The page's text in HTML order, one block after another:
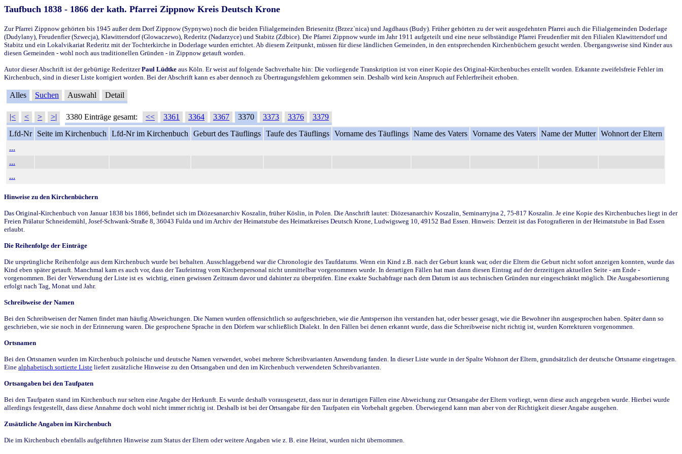
Taufbuch 1838 - 1866 der kath. Pfarrei Zippnow Kreis Deutsch Krone
Zur Pfarrei Zippnow gehörten bis 1945 außer dem Dorf Zippnow (Sypnywo) noch die beiden Filialgemeinden Briesenitz (Brzez`nica) und Jagdhaus (Budy). Früher gehörten zu der weit ausgedehnten Pfarrei auch die Filialgemeinden Doderlage
(Dudylany), Freudenfier (Szwecja), Klawittersdorf (Glowaczewo), Rederitz (Nadarzyce) und Stabitz (Zdbice). Die Pfarrei Zippnow wurde im Jahr 1911 aufgeteilt und eine neue selbständige Pfarrei Freudenfier mit den Filialen Klawittersdorf und
Stabitz und ein Lokalvikariat Rederitz mit der Tochterkirche in Doderlage wurden errichtet. Ab diesem Zeitpunkt, müssen für diese ländlichen Gemeinden, in den entsprechenden Kirchenbüchern gesucht werden. Übergangsweise sind Kinder aus
diesen Gemeinden - wohl noch aus traditionellen Gründen - in Zippnow getauft worden.
Autor dieser Abschrift ist der gebürtige RederitzerPaul Lüdtke aus Köln. Er weist auf folgende Sachverhalte hin: Die vorliegende Transkription ist von einer Kopie des Original-Kirchenbuches erstellt worden. Erkannte zweifelsfreie Fehler im
Kirchenbuch, sind in dieser Liste korrigiert worden. Bei der Abschrift kann es aber dennoch zu Übertragungsfehlern gekommen sein. Deshalb wird kein Anspruch auf Fehlerfreiheit erhoben.
Alles Suchen Auswahl Detail
|< < > >| 3380 Einträge gesamt: << 3361 3364 3367 3370 3373 3376
3379
Lfd-Nr
Seite im Kirchenbuch Lfd-Nr im Kirchenbuch Geburt des Täuflings Taufe des Täuflings Vorname des Täuflings Name des Vaters Vorname des Vaters Name der Mutter Wohnort der Eltern
...
...
...
Hinweise zu den Kirchenbüchern
Das Original-Kirchenbuch von Januar 1838 bis 1866, befindet sich im Diözesanarchiv Koszalin, früher Köslin, in Polen. Die Anschrift lautet: Diözesanarchiv Koszalin, Seminarryjna 2, 75-817 Koszalin. Je eine Kopie des Kirchenbuches liegt in der
Freien Prälatur Schneidemühl, Josef-Schwank-Straße 8, 36043 Fulda und im Archiv der Heimatstube des Heimatkreises Deutsch Krone, Ludwigsweg 10, 49152 Bad Essen. Hinweis: Derzeit ist das Fotografieren in der Heimatstube in Bad Essen
erlaubt.
Die Reihenfolge der Einträge
Die ursprüngliche Reihenfolge aus dem Kirchenbuch wurde bei behalten. Ausschlaggebend war die Chronologie des Taufdatums. Wenn ein Kind z.B. nach der Geburt krank war, oder die Eltern die Geburt nicht sofort anzeigen konnten, wurde das
Kind eben später getauft. Manchmal kam es auch vor, dass der Taufeintrag vom Kirchenpersonal nicht unmittelbar vorgenommen wurde. In derartigen Fällen hat man dann diesen Eintrag auf der derzeitigen aktuellen Seite - am Ende -
vorgenommen. Bei der Verwendung der Liste ist es wichtig, einen gewissen Zeitraum davor und dahinter zu überprüfen. Eine exakte Suchabfrage nach dem Datum ist aus technischen Gründen nur eingeschränkt möglich. Die Ausgabesortierung
erfolgt nach Tag, Monat und Jahr.
Schreibweise der Namen
Bei den Schreibweisen der Namen findet man häufig Abweichungen. Die Namen wurden offensichtlich so aufgeschrieben, wie die Amtsperson ihn verstanden hat, oder besser gesagt, wie die Bewohner ihn ausgesprochen haben. Später dann so
geschrieben, wie sie noch in der Erinnerung waren. Die gesprochene Sprache in den Dörfern war schließlich Dialekt. In den Fällen bei denen erkannt wurde, dass die Schreibweise nicht richtig ist, wurden Korrekturen vorgenommen.
Ortsnamen
Bei den Ortsnamen wurden im Kirchenbuch polnische und deutsche Namen verwendet, wobei mehrere Schreibvarianten Anwendung fanden. In dieser Liste wurde in der Spalte Wohnort der Eltern, grundsätzlich der deutsche Ortsname eingetragen.
Eine alphabetisch sortierte Liste liefert zusätzliche Hinweise zu den Ortsangaben und den im Kirchenbuch verwendeten Schreibvarianten.
Ortsangaben bei den Taufpaten
Bei den Taufpaten stand im Kirchenbuch nur selten eine Angabe der Herkunft. Es wurde deshalb vorausgesetzt, dass nur in derartigen Fällen eine Abweichung zur Ortsangabe der Eltern vorliegt, wenn diese auch angegeben wurde. Hierbei wurde
allerdings festgestellt, dass diese Annahme doch wohl nicht immer richtig ist. Deshalb ist bei der Ortsangabe für den Taufpaten ein Vorbehalt gegeben. Überwiegend kann man aber von der Richtigkeit dieser Angabe ausgehen.
Zusätzliche Angaben im Kirchenbuch
Die im Kirchenbuch ebenfalls aufgeführten Hinweise zum Status der Eltern oder weitere Angaben wie z. B. eine Heirat, wurden nicht übernommen.